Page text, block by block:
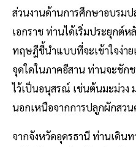
ส่วนงานด้านการศึกษาอบรม
เอกราช ท่านได้เริ่มประยุกต์
ทฤษฎีชี้นำแบบที่จะเข้าใจง่า
จุดใดในภาคอีสาน ท่านจะชัก
ไว้เป็นอนุสรณ์ เช่นต้นมะม่วง
นอกเหนือจากการปลูกผักสวน
จากจังหวัดอุดรธานี ท่านเดิน